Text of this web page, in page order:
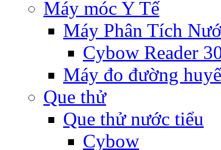
Máy móc Y Tế
Máy Phân Tích
Cybow Reader
Máy đo đường
Que thử
Que thử nước tiểu
Cybow